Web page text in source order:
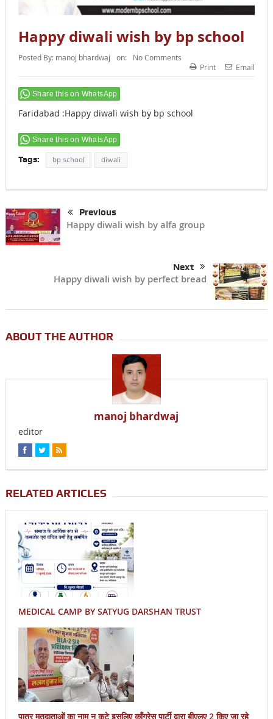
Happy diwali wish by bp school
Posted By: manoj bhardwaj on:
No Comments
Print
Email
Share this on WhatsApp
Faridabad :Happy diwali wish by bp school
Share this on WhatsApp
Tags: bp school diwali
Previous
Happy diwali wish by alfa group
Next
Happy diwali wish by perfect bread
ABOUT THE AUTHOR
manoj bhardwaj
editor
RELATED ARTICLES
MEDICAL CAMP BY SATYUG DARSHAN TRUST
पात्र मतदाताओं का नाम न कटे इसलिए काँग्रेस पार्टी द्वारा बीएलए 2 किए जा रहे